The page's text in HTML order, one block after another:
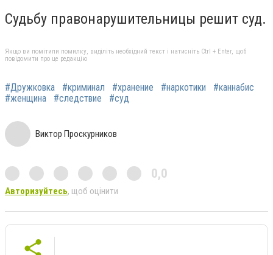
Судьбу правонарушительницы решит суд.
Якщо ви помітили помилку, виділіть необхідний текст і натисніть Ctrl + Enter, щоб
повідомити про це редакцію
#Дружковка #криминал #хранение #наркотики
#каннабис
#женщина
#следствие #суд
Виктор Проскурников
0,0
Авторизуйтесь, щоб оцінити